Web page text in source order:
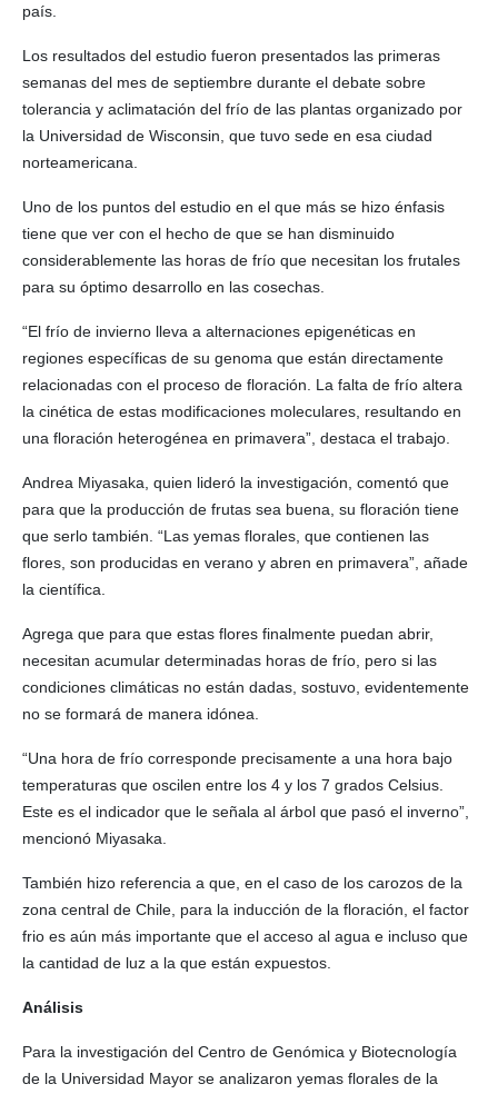
país.
Los resultados del estudio fueron presentados las primeras
semanas del mes de septiembre durante el debate sobre
tolerancia y aclimatación del frío de las plantas organizado por
la Universidad de Wisconsin, que tuvo sede en esa ciudad
norteamericana.
Uno de los puntos del estudio en el que más se hizo énfasis
tiene que ver con el hecho de que se han disminuido
considerablemente las horas de frío que necesitan los frutales
para su óptimo desarrollo en las cosechas.
“El frío de invierno lleva a alternaciones epigenéticas en
regiones específicas de su genoma que están directamente
relacionadas con el proceso de floración. La falta de frío altera
la cinética de estas modificaciones moleculares, resultando en
una floración heterogénea en primavera”, destaca el trabajo.
Andrea Miyasaka, quien lideró la investigación, comentó que
para que la producción de frutas sea buena, su floración tiene
que serlo también. “Las yemas florales, que contienen las
flores, son producidas en verano y abren en primavera”, añade
la científica.
Agrega que para que estas flores finalmente puedan abrir,
necesitan acumular determinadas horas de frío, pero si las
condiciones climáticas no están dadas, sostuvo, evidentemente
no se formará de manera idónea.
“Una hora de frío corresponde precisamente a una hora bajo
temperaturas que oscilen entre los 4 y los 7 grados Celsius.
Este es el indicador que le señala al árbol que pasó el inverno”,
mencionó Miyasaka.
También hizo referencia a que, en el caso de los carozos de la
zona central de Chile, para la inducción de la floración, el factor
frio es aún más importante que el acceso al agua e incluso que
la cantidad de luz a la que están expuestos.
Análisis
Para la investigación del Centro de Genómica y Biotecnología
de la Universidad Mayor se analizaron yemas florales de la